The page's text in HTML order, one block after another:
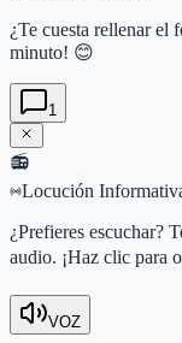
¿Te cuesta rellenar el
minuto! 😊
1
📻
Locución
¿Prefieres escuchar?
audio. ¡Haz clic para
VOZ